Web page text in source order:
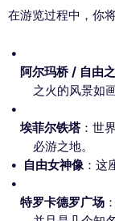
在游览过程中，你
阿尔玛桥 / 自由
之火的风景如
埃菲尔铁塔：世
必游之地。
自由女神像 ：这
特罗卡德罗广场